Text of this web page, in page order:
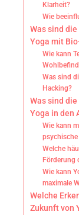
Klarheit?
Wie
Was sind
Yoga mit
Wie kann
Was sind
Hacking?
Was sind
Yoga in den
Wie kann
Welche
Förderung
Wie kann
maximale
Welche
Zukunft von